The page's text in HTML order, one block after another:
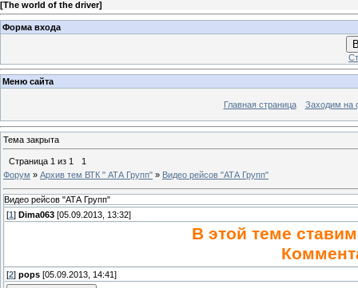
[The world of the driver]
Форма входа
Меню сайта
Главная страница Заходим на
Тема закрыта
Страница 1 из 1
1
Форум » Архив тем ВТК " АТА Групп" » Видео рейсов "АТА Групп"
Видео рейсов "АТА Групп"
[1 ] Dima063 [05.09.2013, 13:32]
В этой теме
[2] pops [05.09.2013, 14:41]